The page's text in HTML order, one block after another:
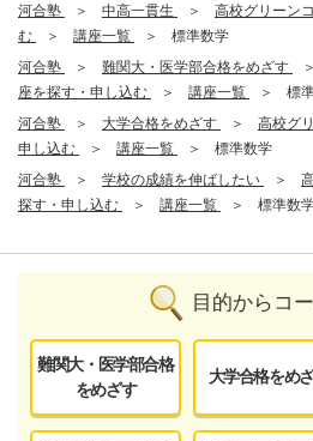
河合塾
中高一貫生 高校グリーン
む
講座一覧
標準数学
河合塾
難関大・医学部合格をめざす
座を探す・申し込む
講座一覧
標
河合塾
大学合格をめざす 高校グ
申し込む
講座一覧
標準数学
河合塾
学校の成績を伸ばしたい
探す・申し込む
講座一覧 標準数
目的からコ
難関大・医学部合格
をめざす
大学合格をめ